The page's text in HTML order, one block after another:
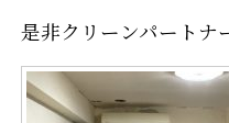
是非クリーンパートナ